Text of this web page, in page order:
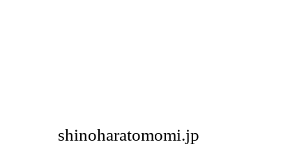
shinoharatomomi.jp